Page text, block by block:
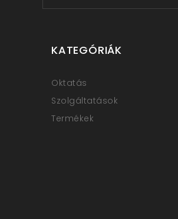
KATEGÓRIÁK
Oktatás
Szolgáltatások
Termékek